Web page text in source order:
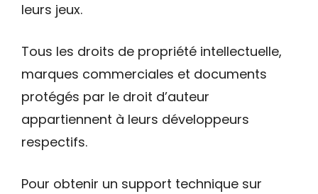
leurs jeux.
Tous les droits de propriété intellectuelle,
marques commerciales et documents
protégés par le droit d’auteur
appartiennent à leurs développeurs
respectifs.
Pour obtenir un support technique sur